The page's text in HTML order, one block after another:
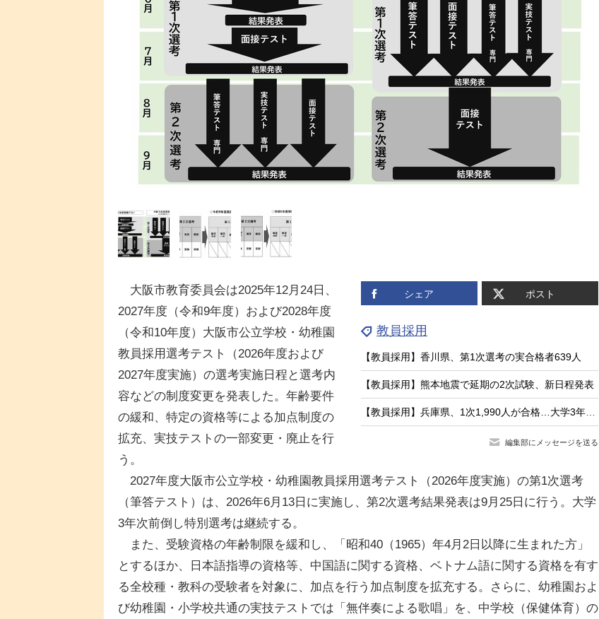
シェア ポスト
教員採用
【教員採用】香川県、第1次選考の実合格者639人
【教員採用】熊本地震で延期の2次試験、新日程発表
【教員採用】兵庫県、1次1,990人が合格…大学3年生等は316人
編集部にメッセージを送る
大阪市教育委員会は2025年12月24日、
2027年度（令和9年度）および2028年度
（令和10年度）大阪市公立学校・幼稚園
教員採用選考テスト（2026年度および
2027年度実施）の選考実施日程と選考内
容などの制度変更を発表した。年齢要件
の緩和、特定の資格等による加点制度の
拡充、実技テストの一部変更・廃止を行
う。
2027年度大阪市公立学校・幼稚園教員採用選考テスト（2026年度実施）の第1次選考
（筆答テスト）は、2026年6月13日に実施し、第2次選考結果発表は9月25日に行う。大学
3年次前倒し特別選考は継続する。
また、受験資格の年齢制限を緩和し、「昭和40（1965）年4月2日以降に生まれた方」
とするほか、日本語指導の資格等、中国語に関する資格、ベトナム語に関する資格を有す
る全校種・教科の受験者を対象に、加点を行う加点制度を拡充する。さらに、幼稚園およ
び幼稚園・小学校共通の実技テストでは「無伴奏による歌唱」を、中学校（保健体育）の